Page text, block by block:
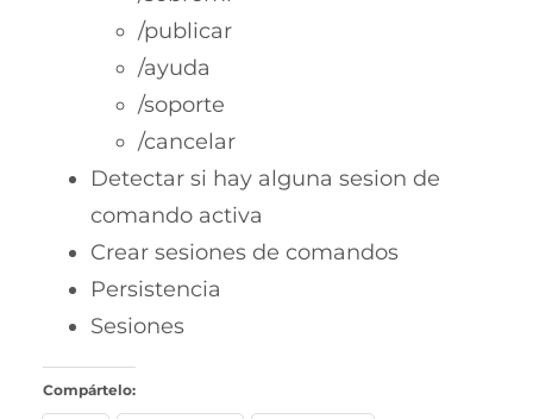
/publicar
/ayuda
/soporte
/cancelar
Detectar si hay alguna sesion de
comando activa
Crear sesiones de comandos
Persistencia
Sesiones
Compártelo: